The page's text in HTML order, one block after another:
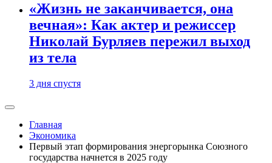
«Жизнь не заканчивается, она
вечная»: Как актер и режиссер
Николай Бурляев пережил выход
из тела
3 дня спустя
Главная
Экономика
Первый этап формирования энергорынка Союзного
государства начнется в 2025 году